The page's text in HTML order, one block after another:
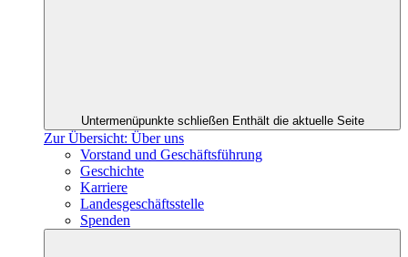
Untermenüpunkte schließen Enthält die aktuelle Seite
Zur Übersicht: Über uns
Vorstand und Geschäftsführung
Geschichte
Karriere
Landesgeschäftsstelle
Spenden